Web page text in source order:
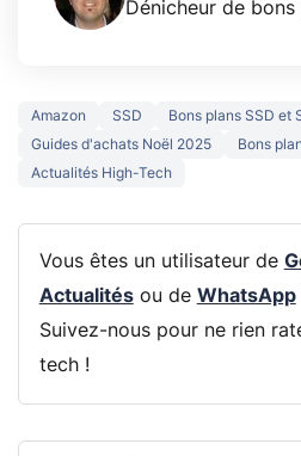
Dénicheur de bons
Amazon SSD
Bons plans SSD et
Guides d'achats Noël 2025
Bons
Actualités High-Tech
Vous êtes un utilisateur de
Actualitésou de WhatsApp
Suivez-nous pour ne rien
tech !